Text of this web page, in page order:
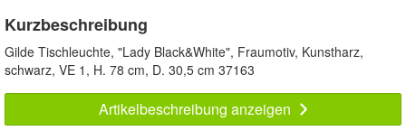
Kurzbeschreibung
Gilde Tischleuchte, "Lady Black&White", Fraumotiv, Kunstharz,
schwarz, VE 1, H. 78 cm, D. 30,5 cm 37163
Artikelbeschreibung anzeigen